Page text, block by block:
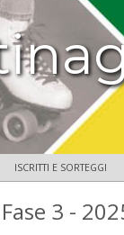
ISCRITTI E SORTEGGI
3 -